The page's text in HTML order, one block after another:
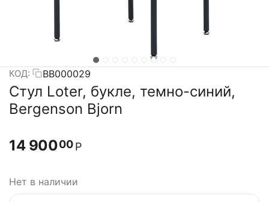
КОД: BB000029
Стул Loter, букле, темно-синий,
Bergenson Bjorn
14 90000 Р
Нет в наличии